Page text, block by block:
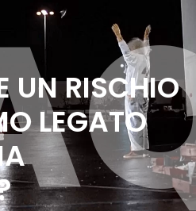
UN RISCHIO
LEGATO